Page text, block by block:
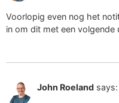
Voorlopig even nog het
in om dit met een volgende
John Roeland says: